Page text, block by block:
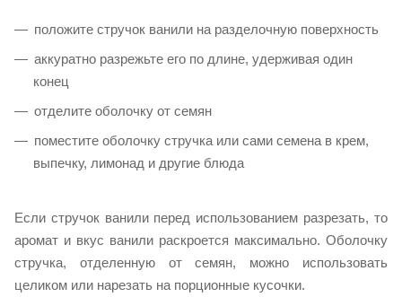
положите стручок ванили на разделочную поверхность
аккуратно разрежьте его по длине, удерживая один
конец
отделите оболочку от семян
поместите оболочку стручка или сами семена в крем,
выпечку, лимонад и другие блюда
Если стручок ванили перед использованием разрезать, то
аромат и вкус ванили раскроется максимально. Оболочку
стручка, отделенную от семян, можно использовать
целиком или нарезать на порционные кусочки.